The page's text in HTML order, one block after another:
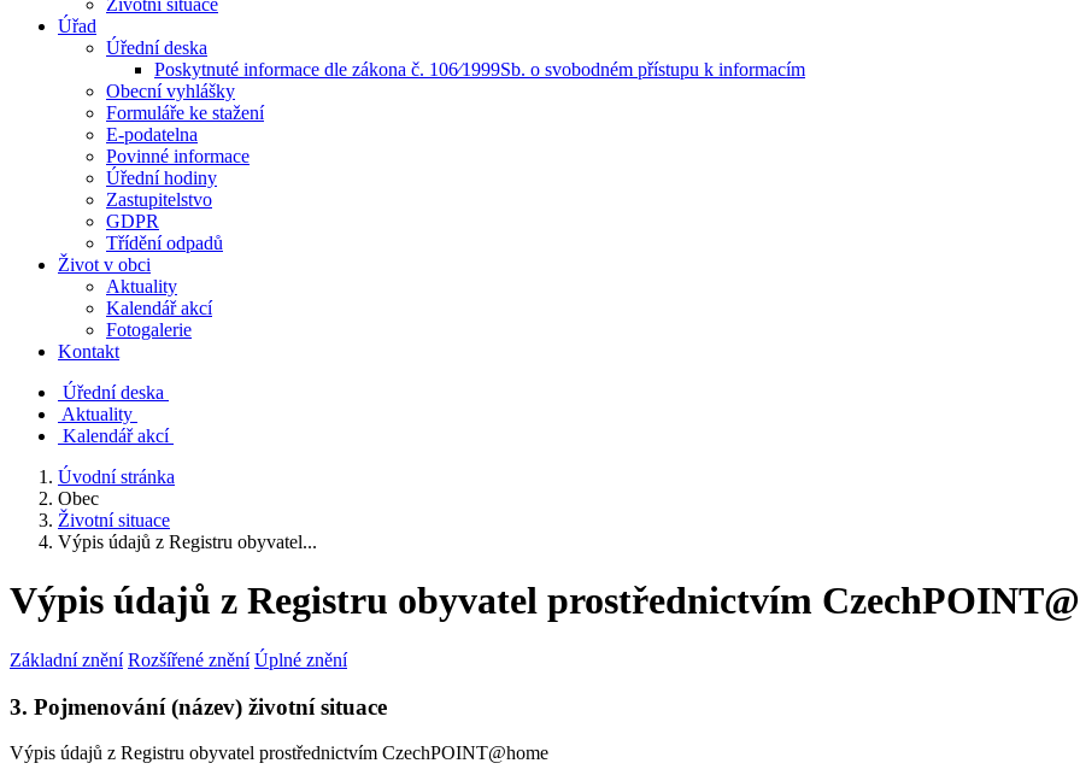
Životní situace
Úřad
Úřední deska
Poskytnuté informace dle zákona č. 106⁄1999Sb. o svobodném přístupu k informacím
Obecní vyhlášky
Formuláře ke stažení
E-podatelna
Povinné informace
Úřední hodiny
Zastupitelstvo
GDPR
Třídění odpadů
Život v obci
Aktuality
Kalendář akcí
Fotogalerie
Kontakt
Úřední deska
Aktuality
Kalendář akcí
Úvodní stránka
Obec
Životní situace
Výpis údajů z Registru obyvatel...
Výpis údajů z Registru obyvatel prostřednictvím
Základní znění Rozšířené znění Úplné znění
3. Pojmenování (název) životní situace
Výpis údajů z Registru obyvatel prostřednictvím CzechPOINT@home